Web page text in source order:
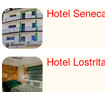
Hotel
Hotel